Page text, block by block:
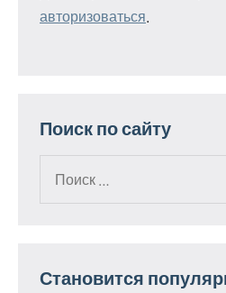
авторизоваться
Поиск по сайту
Становится